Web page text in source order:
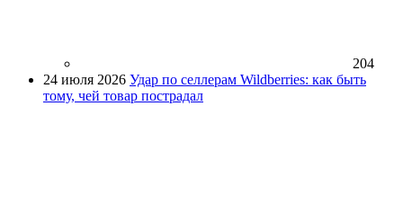
204
24 июля 2026 Удар по селлерам Wildberries: как быть
тому, чей товар пострадал